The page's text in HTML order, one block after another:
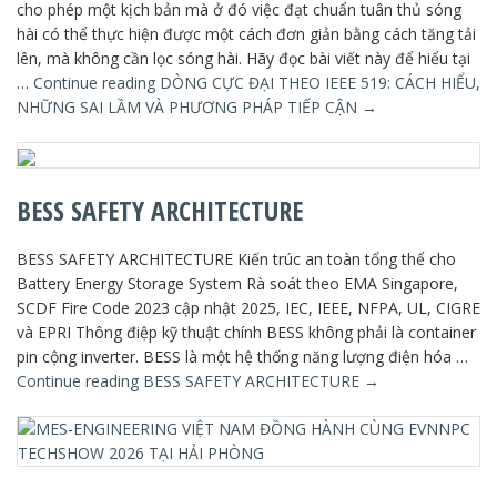
cho phép một kịch bản mà ở đó việc đạt chuẩn tuân thủ sóng
hài có thể thực hiện được một cách đơn giản bằng cách tăng tải
lên, mà không cần lọc sóng hài. Hãy đọc bài viết này để hiểu tại
… Continue reading DÒNG CỰC ĐẠI THEO IEEE 519: CÁCH HIỂU,
NHỮNG SAI LẦM VÀ PHƯƠNG PHÁP TIẾP CẬN →
BESS SAFETY ARCHITECTURE
BESS SAFETY ARCHITECTURE Kiến trúc an toàn tổng thể cho
Battery Energy Storage System Rà soát theo EMA Singapore,
SCDF Fire Code 2023 cập nhật 2025, IEC, IEEE, NFPA, UL, CIGRE
và EPRI Thông điệp kỹ thuật chính BESS không phải là container
pin cộng inverter. BESS là một hệ thống năng lượng điện hóa …
Continue reading BESS SAFETY ARCHITECTURE →